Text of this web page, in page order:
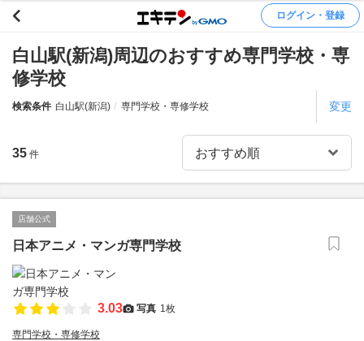
ログイン・登録
白山駅(新潟)周辺のおすすめ専門学校・専
修学校
検索条件 白山駅(新潟) 専門学校・専修学校 変更
35 件
店舗公式
日本アニメ・マンガ専門学校
3.03 写真 1枚
専門学校・専修学校